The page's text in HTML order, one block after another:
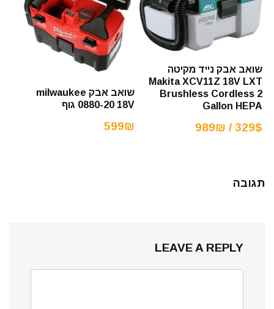
שואב אבק נייד מקיטה
Makita XCV11Z 18V LXT
Brushless Cordless 2
Gallon HEPA
329$ / 989₪
שואב אבק milwaukee
0880-20 18V גוף
599₪
תגובה
LEAVE A REPLY